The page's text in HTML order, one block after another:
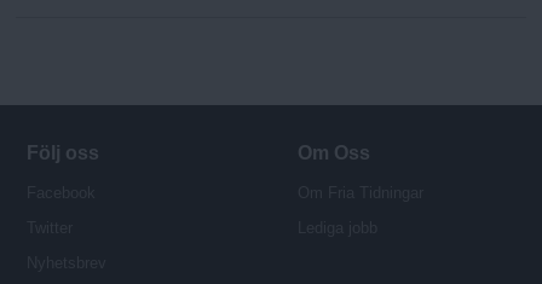
Följ oss Om Oss